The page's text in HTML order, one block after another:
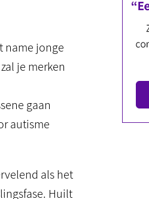
name jonge
je merken
gaan
autisme
als het
Huilt